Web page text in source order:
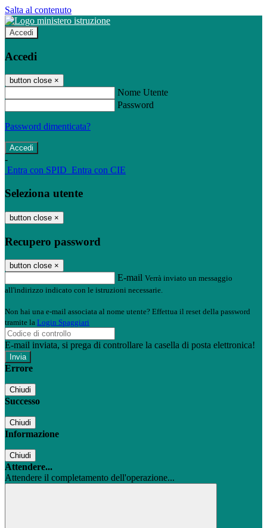
Salta al contenuto
Accedi
Accedi
button close ×
Nome Utente
Password
Password dimenticata?
-
Entra con SPID Entra con CIE
Seleziona utente
button close ×
Recupero password
button close ×
E-mail Verrà inviato un messaggio
all'indirizzo indicato con le istruzioni necessarie.
Non hai una e-mail associata al nome utente? Effettua il reset della password
tramite la Login Spaggiari
E-mail inviata, si prega di controllare la casella di posta elettronica!
Errore
Chiudi
Successo
Chiudi
Informazione
Chiudi
Attendere...
Attendere il completamento dell'operazione...